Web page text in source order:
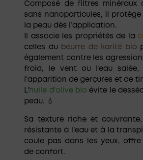
Composé de filtres minéraux
sans nanoparticules, il
la peau dès l’application.
Il associe les propriétés de la
celles du beurre de karité bio
également contre les
froid, le vent ou l'eau salée,
l'apparition de gerçures et de
L' huile d'olive bio évite le
peau. 💧
Sa texture riche et
résistante à l’eau et à la
coule pas dans les yeux, offre
de confort.